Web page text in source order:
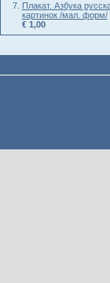
Плакат. Азбука
картинок /мал. форм/
€ 1,00